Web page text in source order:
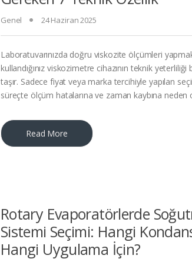
Genel 24 Haziran 2025
Laboratuvarınızda doğru viskozite ölçümleri
kullandığınız viskozimetre cihazının teknik
taşır. Sadece fiyat veya marka tercihiyle yapılan
süreçte ölçüm hatalarına ve zaman kaybına neden
Read More
Rotary Evaporatörlerde
Sistemi Seçimi: Hangi
Hangi Uygulama İçin?